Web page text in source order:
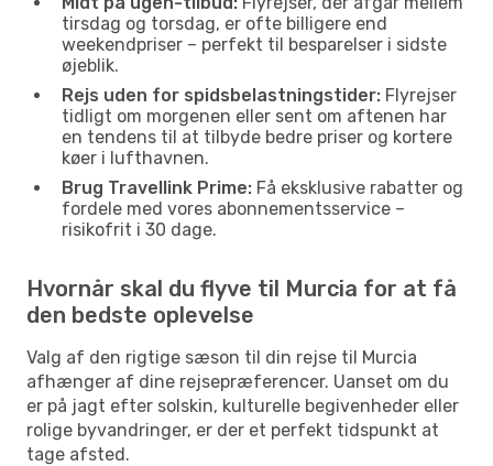
tirsdag og torsdag, er ofte billigere end
weekendpriser – perfekt til besparelser i sidste
øjeblik.
Rejs uden for spidsbelastningstider: Flyrejser
tidligt om morgenen eller sent om aftenen har
en tendens til at tilbyde bedre priser og kortere
køer i lufthavnen.
Brug Travellink Prime: Få eksklusive rabatter og
fordele med vores abonnementsservice –
risikofrit i 30 dage.
Hvornår skal du flyve til Murcia for at få
den bedste oplevelse
Valg af den rigtige sæson til din rejse til Murcia
afhænger af dine rejsepræferencer. Uanset om du
er på jagt efter solskin, kulturelle begivenheder eller
rolige byvandringer, er der et perfekt tidspunkt at
tage afsted.